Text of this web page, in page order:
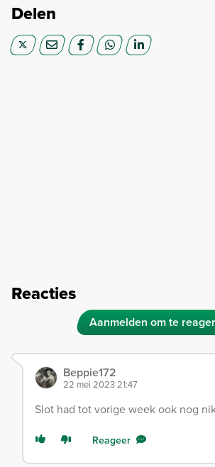
Delen
Reacties
Aanmelden om te
Beppie172
22 mei 2023 21:47
Slot had tot vorige week ook nog
Reageer